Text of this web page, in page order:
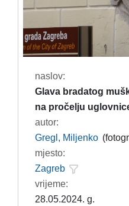
naslov:
Glava bradatog
na pročelju
autor:
Gregl, Miljenko
mjesto:
Zagreb
vrijeme:
28.05.2024. g.